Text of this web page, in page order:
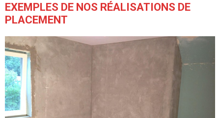
EXEMPLES DE NOS RÉALISATIONS DE
PLACEMENT